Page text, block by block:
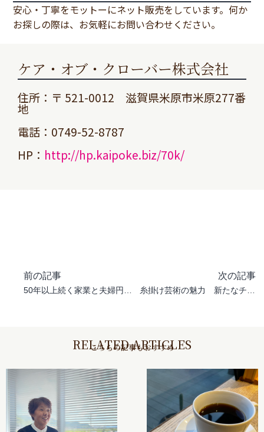
安心・丁寧をモットーにネット販売をしています。何か
お探しの際は、お気軽にお問い合わせください。
ケア・オブ・クローバー株式会社
住所：〒 521-0012 滋賀県米原市米原277番
地
電話：0749-52-8787
HP： http://hp.kaipoke.biz/70k/
前の記事 次の記事
RELATED ARTICLES
こちらの記事もおすすめ